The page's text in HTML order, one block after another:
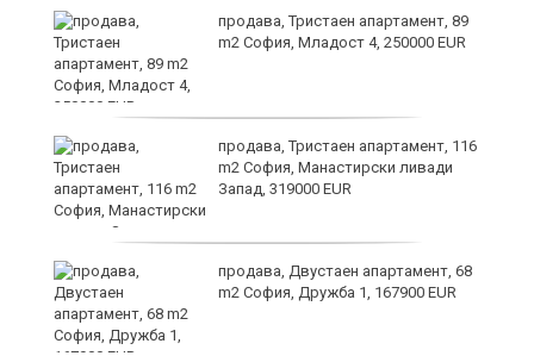
продава, Тристаен апартамент, 89
m2 София, Младост 4, 250000 EUR
продава, Тристаен апартамент, 116
m2 София, Манастирски ливади
Запад, 319000 EUR
продава, Двустаен апартамент, 68
m2 София, Дружба 1, 167900 EUR